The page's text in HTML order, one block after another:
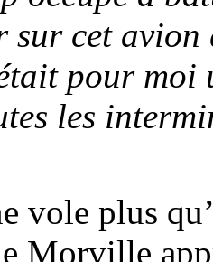
sur cet
pour
les
vole plus
Morville